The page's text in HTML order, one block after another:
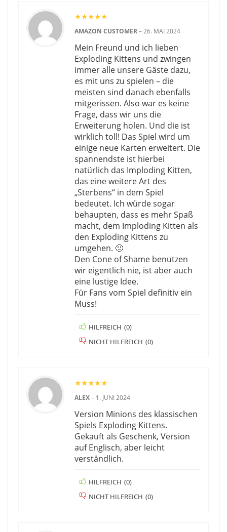
★★★★★
AMAZON CUSTOMER–26. MAI 2024
Mein Freund und ich lieben
Exploding Kittens und zwingen
immer alle unsere Gäste dazu,
es mit uns zu spielen – die
meisten sind danach ebenfalls
mitgerissen. Also war es keine
Frage, dass wir uns die
Erweiterung holen. Und die ist
wirklich toll! Das Spiel wird um
einige neue Karten erweitert. Die
spannendste ist hierbei
natürlich das Imploding Kitten,
das eine weitere Art des
„Sterbens“ in dem Spiel
bedeutet. Ich würde sogar
behaupten, dass es mehr Spaß
macht, dem Imploding Kitten als
den Exploding Kittens zu
umgehen. 🙂
Den Cone of Shame benutzen
wir eigentlich nie, ist aber auch
eine lustige Idee.
Für Fans vom Spiel definitiv ein
Muss!
HILFREICH (0)
NICHT HILFREICH (0)
★★★★★
ALEX– 1. JUNI 2024
Version Minions des klassischen
Spiels Exploding Kittens.
Gekauft als Geschenk, Version
auf Englisch, aber leicht
verständlich.
HILFREICH (0)
NICHT HILFREICH (0)